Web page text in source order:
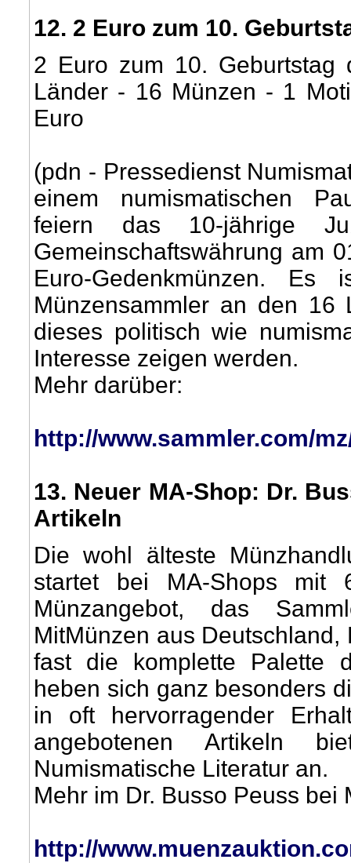
12. 2 Euro zum 10.
2 Euro zum 10.
Länder - 16 Münzen - 1
Euro
(pdn - Pressedienst
einem numismatischen
feiern das 10-jährige
Gemeinschaftswährung am
Euro-Gedenkmünzen.
Münzensammler an den 16
dieses politisch wie
Interesse zeigen werden.
Mehr darüber:
http://www.sammler.com/
13. Neuer MA-Shop: Dr.
Artikeln
Die wohl älteste
startet bei MA-Shops mit
Münzangebot, das
MitMünzen aus
fast die komplette Palette
heben sich ganz besonders
in oft hervorragender
angebotenen Artikeln
Numismatische Literatur an.
Mehr im Dr. Busso Peuss bei
http://